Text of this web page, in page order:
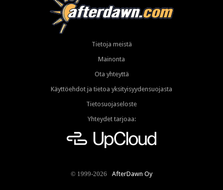
Tietoja meistä
Mainonta
Ota yhteyttä
Käyttöehdot ja tietoa yksityisyydensuojasta
Tietosuojaseloste
Yhteydet tarjoaa:
© 1999-2026 AfterDawn Oy